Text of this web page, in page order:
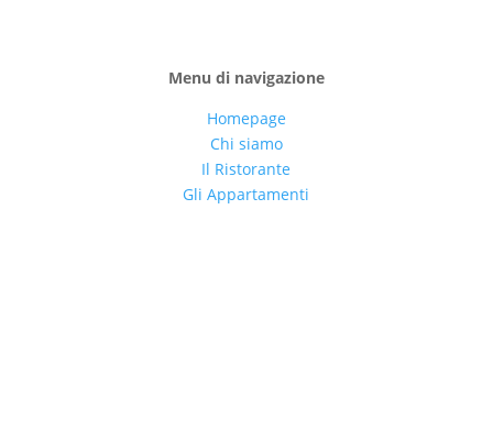
Menu di navigazione
Homepage
Chi siamo
Il Ristorante
Gli Appartamenti